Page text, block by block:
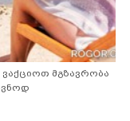
მგზავრობა